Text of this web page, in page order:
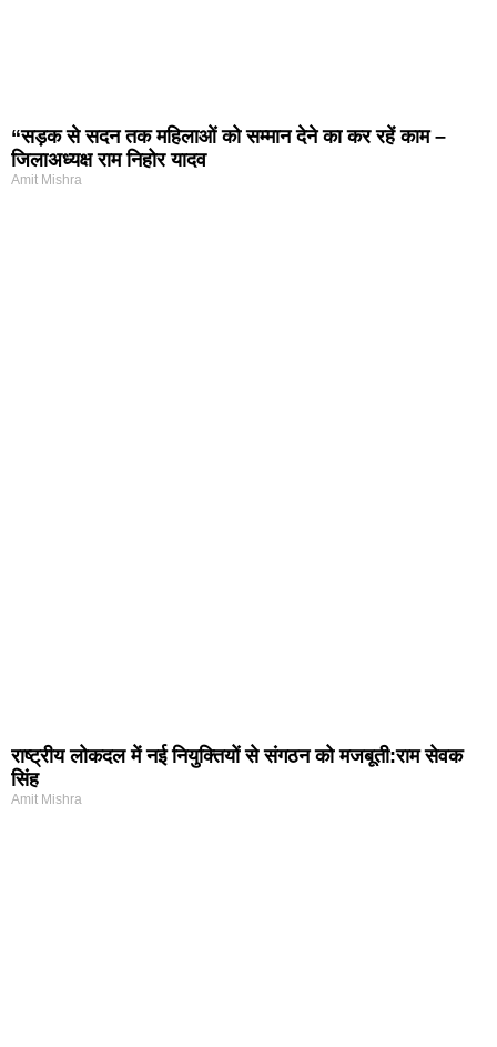
“सड़क से सदन तक महिलाओं को सम्मान देने का कर रहें काम –
जिलाअध्यक्ष राम निहोर यादव
Amit Mishra
राष्ट्रीय लोकदल में नई नियुक्तियों से संगठन को मजबूती:राम सेवक
सिंह
Amit Mishra